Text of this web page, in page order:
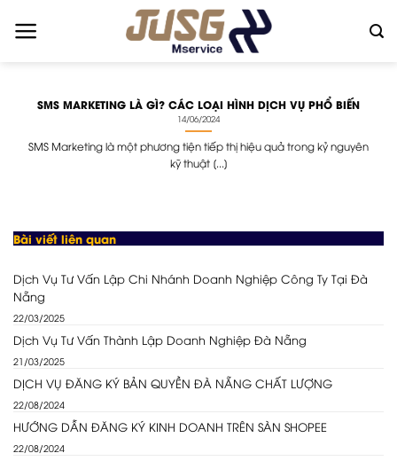
SMS MARKETING LÀ GÌ? CÁC LOẠI HÌNH DỊCH VỤ PHỔ BIẾN
14/06/2024
SMS Marketing là một phương tiện tiếp thị hiệu quả trong kỷ nguyên
kỹ thuật [...]
Bài viết liên quan
Dịch Vụ Tư Vấn Lập Chi Nhánh Doanh Nghiệp Công Ty Tại Đà
Nẵng
22/03/2025
Dịch Vụ Tư Vấn Thành Lập Doanh Nghiệp Đà Nẵng
21/03/2025
DỊCH VỤ ĐĂNG KÝ BẢN QUYỀN ĐÀ NẴNG CHẤT LƯỢNG
22/08/2024
HƯỚNG DẪN ĐĂNG KÝ KINH DOANH TRÊN SÀN SHOPEE
22/08/2024